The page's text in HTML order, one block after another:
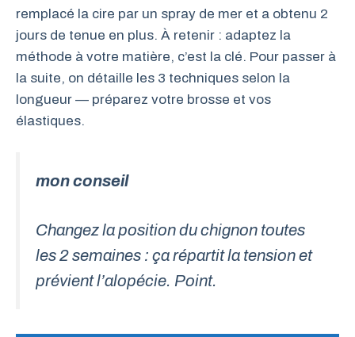
remplacé la cire par un spray de mer et a obtenu 2
jours de tenue en plus. À retenir : adaptez la
méthode à votre matière, c’est la clé. Pour passer à
la suite, on détaille les 3 techniques selon la
longueur — préparez votre brosse et vos
élastiques.
mon conseil
Changez la position du chignon toutes
les 2 semaines : ça répartit la tension et
prévient l’alopécie. Point.